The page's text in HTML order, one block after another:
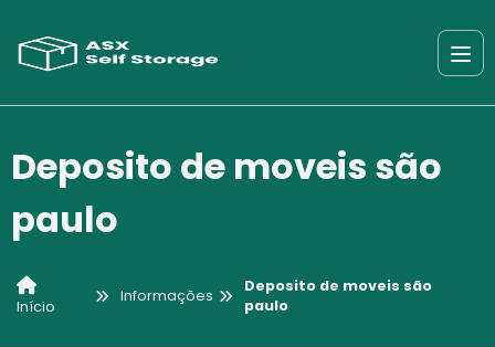
Deposito de moveis são
paulo
Início
Informações
Deposito de moveis são
paulo